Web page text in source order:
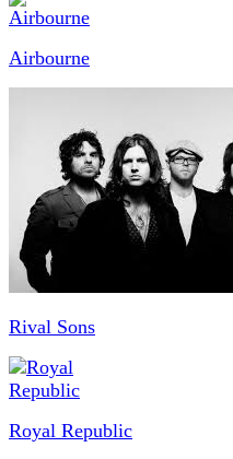
Airbourne
Rival Sons
Royal Republic